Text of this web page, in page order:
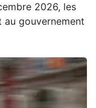
2026, les
au gouvernement